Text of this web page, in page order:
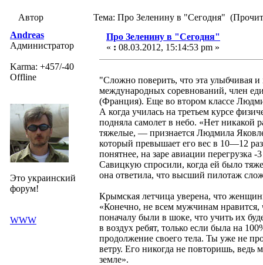
Автор
Тема: Про Зеленину в "Сегодня"
Andreas
Администратор
Karma: +457/-40
Offline
Это украинский
форум!
WWW
Про Зеленину в "Сегодня"
« : 08.03.2012, 15:14:53 pm »
"Сложно поверить, что эта улыбчивая
международных соревнований, член
(Франция). Еще во втором классе
А когда училась на третьем курсе
подняла самолет в небо. «Нет
тяжелые, — признается Людмила
который превышает его вес в 10—12
понятнее, на заре авиации перегрузка
Савицкую спросили, когда ей было
она ответила, что высший пилотаж
Крымская летчица уверена, что
«Конечно, не всем мужчинам нравится,
поначалу были в шоке, что учить их
в воздух ребят, только если была на
продолжение своего тела. Ты уже не
ветру. Его никогда не повторишь, ведь
земле».